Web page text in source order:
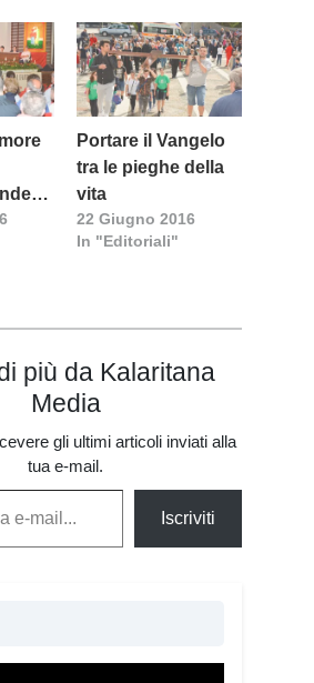
si
Portare il Vangelo
tra le pieghe della
vita
22 Giugno 2016
In "Editoriali"
più da Kalaritana
Media
gli ultimi articoli inviati alla
tua e-mail.
Iscriviti